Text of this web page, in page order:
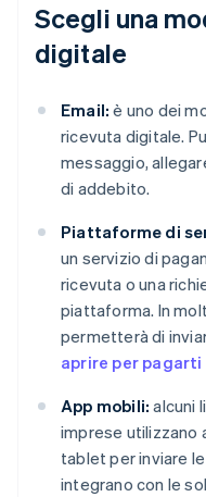
Scegli una
digitale
Email: è uno dei
ricevuta digitale.
messaggio,
di addebito.
Piattaforme di
un servizio di
ricevuta o una
piattaforma. In
permetterà di
aprire per
App mobili: alcuni
imprese utilizzano
tablet per inviare
integrano con le